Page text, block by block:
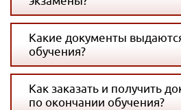
Какие документы
обучения?
Как заказать и получить
по окончании обучения?